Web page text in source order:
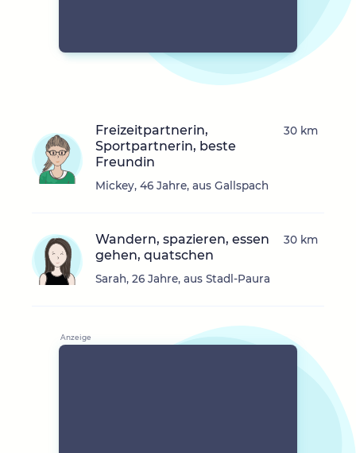
Freizeitpartnerin,
Sportpartnerin, beste
Freundin
Mickey, 46 Jahre, aus Gallspach
30 km
Wandern, spazieren, essen
gehen, quatschen
Sarah, 26 Jahre, aus Stadl-Paura
30 km